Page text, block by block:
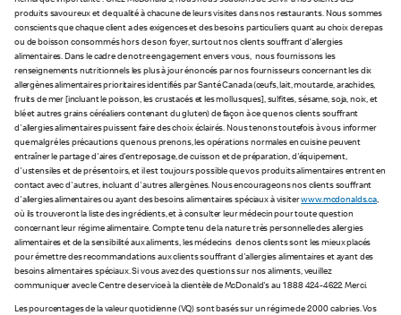
produits savoureux et de qualité à chacune de leurs visites dans nos restaurants. Nous sommes
conscients que chaque client a des exigences et des besoins particuliers quant au choix de repas
ou de boisson consommés hors de son foyer, surtout nos clients souffrant d’allergies
alimentaires. Dans le cadre de notre engagement envers vous, nous fournissons les
renseignements nutritionnels les plus à jour énoncés par nos fournisseurs concernant les dix
allergènes alimentaires prioritaires identifiés par Santé Canada (œufs, lait, moutarde, arachides,
fruits de mer [incluant le poisson, les crustacés et les mollusques], sulfites, sésame, soja, noix, et
blé et autres grains céréaliers contenant du gluten) de façon à ce que nos clients souffrant
d'allergies alimentaires puissent faire des choix éclairés. Nous tenons toutefois à vous informer
que malgré les précautions que nous prenons, les opérations normales en cuisine peuvent
entraîner le partage d'aires d'entreposage, de cuisson et de préparation, d'équipement,
d'ustensiles et de présentoirs, et il est toujours possible que vos produits alimentaires entrent en
contact avec d'autres, incluant d'autres allergènes. Nous encourageons nos clients souffrant
d'allergies alimentaires ou ayant des besoins alimentaires spéciaux à visiterwww.mcdonalds.ca,
où ils trouveront la liste des ingrédients, et à consulter leur médecin pour toute question
concernant leur régime alimentaire. Compte tenu de la nature très personnelle des allergies
alimentaires et de la sensibilité aux aliments, les médecins de nos clients sont les mieux placés
pour émettre des recommandations aux clients souffrant d'allergies alimentaires et ayant des
besoins alimentaires spéciaux. Si vous avez des questions sur nos aliments, veuillez
communiquer avec le Centre de service à la clientèle de McDonald's au 1 888 424-4622. Merci.
Les pourcentages de la valeur quotidienne (VQ) sont basés sur un régime de 2 000 calories. Vos